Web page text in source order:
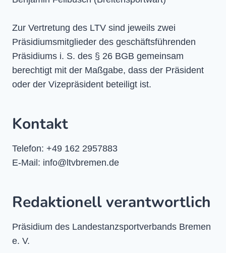
Zur Vertretung des LTV sind jeweils zwei
Präsidiumsmitglieder des geschäftsführenden
Präsidiums i. S. des § 26 BGB gemeinsam
berechtigt mit der Maßgabe, dass der Präsident
oder der Vizepräsident beteiligt ist.
Kontakt
Telefon: +49 162 2957883
E-Mail: info@ltvbremen.de
Redaktionell verantwortlich
Präsidium des Landestanzsportverbands Bremen
e. V.